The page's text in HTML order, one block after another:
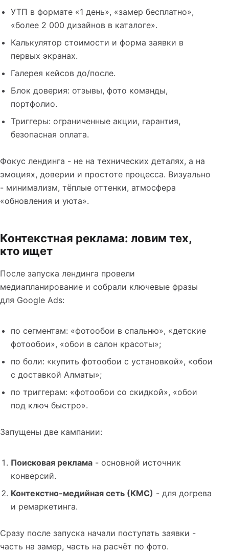
УТП в формате «1 день», «замер бесплатно»,
«более 2 000 дизайнов в каталоге».
Калькулятор стоимости и форма заявки в
первых экранах.
Галерея кейсов до/после.
Блок доверия: отзывы, фото команды,
портфолио.
Триггеры: ограниченные акции, гарантия,
безопасная оплата.
Фокус лендинга - не на технических деталях, а на
эмоциях, доверии и простоте процесса. Визуально
- минимализм, тёплые оттенки, атмосфера
«обновления и уюта».
Контекстная реклама: ловим тех,
кто ищет
После запуска лендинга провели
медиапланирование и собрали ключевые фразы
для Google Ads:
по сегментам: «фотообои в спальню», «детские
фотообои», «обои в салон красоты»;
по боли: «купить фотообои с установкой», «обои
с доставкой Алматы»;
по триггерам: «фотообои со скидкой», «обои
под ключ быстро».
Запущены две кампании:
Поисковая реклама- основной источник
конверсий.
Контекстно-медийная сеть (КМС) - для догрева
и ремаркетинга.
Сразу после запуска начали поступать заявки -
часть на замер, часть на расчёт по фото.